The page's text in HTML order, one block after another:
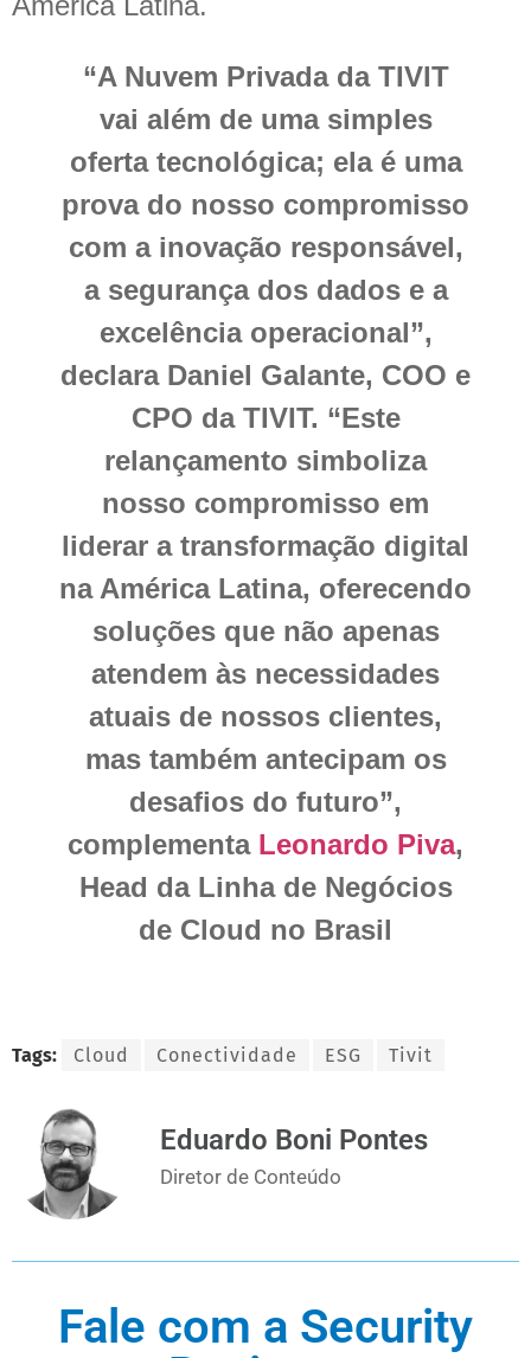
“A Nuvem Privada da TIVIT
vai além de uma simples
oferta tecnológica; ela é uma
prova do nosso compromisso
com a inovação responsável,
a segurança dos dados e a
excelência operacional”,
declara Daniel Galante, COO e
CPO da TIVIT. “Este
relançamento simboliza
nosso compromisso em
liderar a transformação digital
na América Latina, oferecendo
soluções que não apenas
atendem às necessidades
atuais de nossos clientes,
mas também antecipam os
desafios do futuro”,
complementa Leonardo Piva,
Head da Linha de Negócios
de Cloud no Brasil
Tags: Cloud Conectividade ESG Tivit
Eduardo Boni Pontes
Diretor de Conteúdo
Fale com a Security